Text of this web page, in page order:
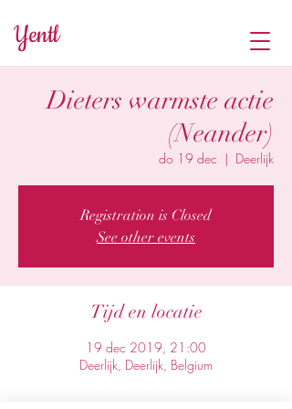
Yentl
Dieters warmste actie
(Neander)
do 19 dec
  |
Deerlijk
Registration is Closed
See other events
Tijd en locatie
19 dec 2019, 21:00
Deerlijk, Deerlijk, Belgium